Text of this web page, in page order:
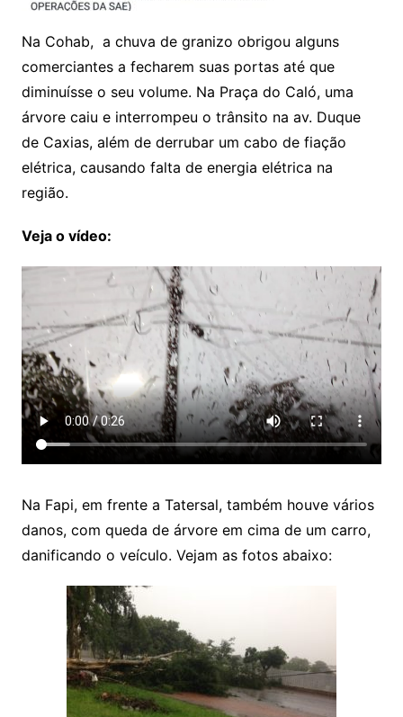
Na Cohab, a chuva de granizo obrigou alguns
comerciantes a fecharem suas portas até que
diminuísse o seu volume. Na Praça do Caló, uma
árvore caiu e interrompeu o trânsito na av. Duque
de Caxias, além de derrubar um cabo de fiação
elétrica, causando falta de energia elétrica na
região.
Veja o vídeo:
Na Fapi, em frente a Tatersal, também houve vários
danos, com queda de árvore em cima de um carro,
danificando o veículo. Vejam as fotos abaixo: